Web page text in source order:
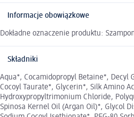
Informacje obowiązkowe
Dokładne oznaczenie produktu:
Składniki
Aqua*, Cocamidopropyl Betaine*, Decyl
Cocoyl Taurate*, Glycerin*, Silk Amino
Hydroxypropyltrimonium Chloride,
Spinosa Kernel Oil (Argan Oil)*, Glycol